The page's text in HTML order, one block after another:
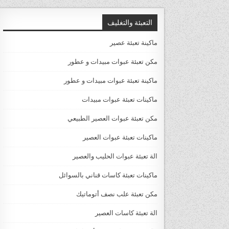
التعبئة والتغليف
ماكينة تعبئة عصير
مكن تعبئة عبوات مبيدات و عطور
ماكينة تعبئة عبوات مبيدات و عطور
ماكينات تعبئة عبوات مبيدات
مكن تعبئة عبوات العصير الطبيعي
ماكينات تعبئة عبوات العصير
الة تعبئة عبوات الحليب والعصير
ماكينات تعبئة كاسات قناني بالسوائل
مكن تعبئة علب نصف أتوماتيك
الة تعبئة كاسات العصير